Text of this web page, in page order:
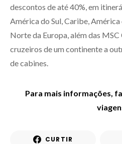
descontos de até 40%, em
América do Sul, Caribe,
Norte da Europa, além das MSC
cruzeiros de um continente a
de cabines.
Para mais informações,
CURTIR